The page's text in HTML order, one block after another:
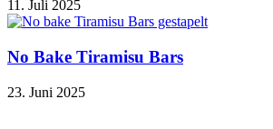
11. Juli 2025
No Bake Tiramisu Bars
23. Juni 2025